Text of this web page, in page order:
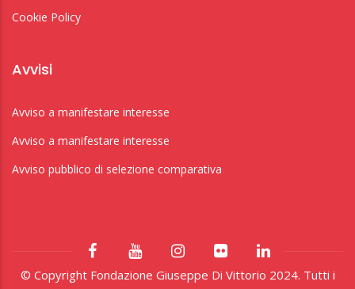
Cookie Policy
Avvisi
Avviso a manifestare interesse
Avviso a manifestare interesse
Avviso pubblico di selezione comparativa
© Copyright Fondazione Giuseppe Di Vittorio 2024. Tutti i